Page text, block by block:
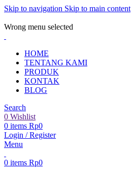
Skip to navigation Skip to main content
Wrong menu selected
HOME
TENTANG KAMI
PRODUK
KONTAK
BLOG
Search
0 Wishlist
0 items Rp0
Login / Register
Menu
0 items Rp0